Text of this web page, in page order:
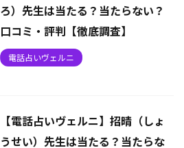
ろ）先生は当たる？当たらない？
口コミ・評判【徹底調査】
電話占いヴェルニ
【電話占いヴェルニ】招晴（しょ
うせい）先生は当たる？当たらな